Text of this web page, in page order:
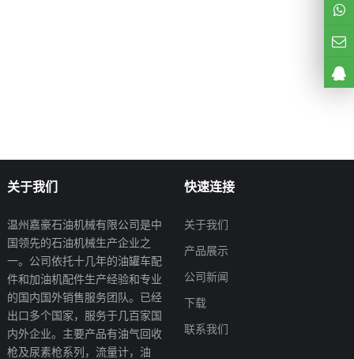
关于我们
温州嘉豪石油机械有限公司是中
国领先的石油机械生产企业之
一。公司依托十几年的油罐车配
件和加油机配件生产经验和专业
的国内国外销售服务团队。已经
出口多个国家，服务于几百家国
内外企业。主要产品有油气回收
枪及尿素枪系列，流量计，油
快速连接
关于我们
产品展示
公司新闻
下载
联系我们